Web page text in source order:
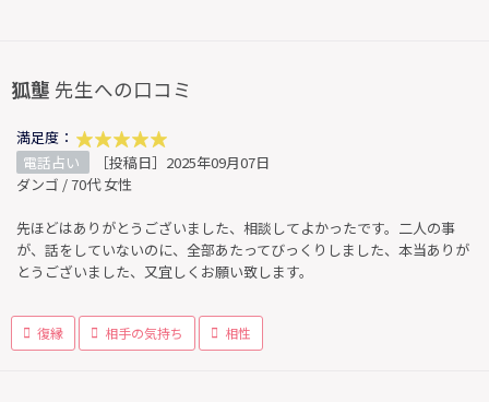
狐壟 先生への口コミ
満足度：
電話占い
［投稿日］2025年09月07日
ダンゴ / 70代 女性
先ほどはありがとうございました、相談してよかったです。二人の事
が、話をしていないのに、全部あたってびっくりしました、本当ありが
とうございました、又宜しくお願い致します。
復縁 相手の気持ち 相性